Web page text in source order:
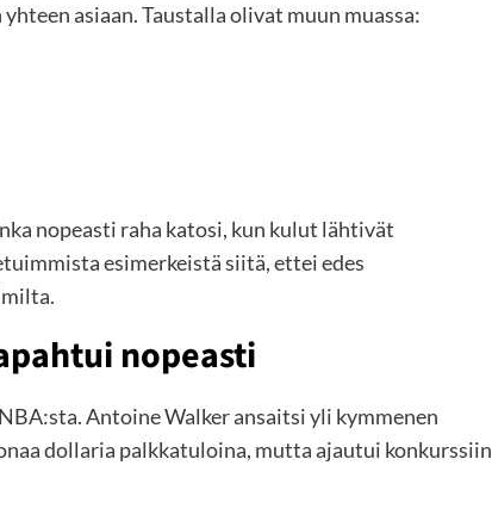
asiaan. Taustalla olivat muun muassa:
nopeasti raha katosi, kun kulut lähtivät
esimerkeistä siitä, ettei edes
nopeasti
Antoine Walker ansaitsi yli kymmenen
dollaria palkkatuloina, mutta ajautui konkurssiin